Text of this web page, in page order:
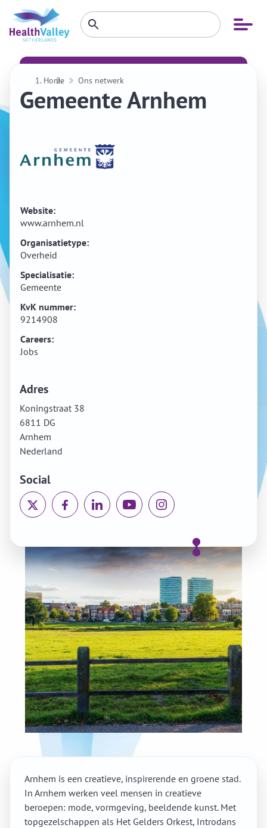
Open
menu
Zoeken
binnenZoeken
Home Ons netwerk
Gemeente Arnhem
Website:
www.arnhem.nl
Organisatietype:
Overheid
Specialisatie:
Gemeente
KvK nummer:
9214908
Careers:
Jobs
Adres
Koningstraat 38
6811 DG
Arnhem
Nederland
Social
Arnhem is een creatieve, inspirerende en groene stad.
In Arnhem werken veel mensen in creatieve
beroepen: mode, vormgeving, beeldende kunst. Met
topgezelschappen als Het Gelders Orkest, Introdans